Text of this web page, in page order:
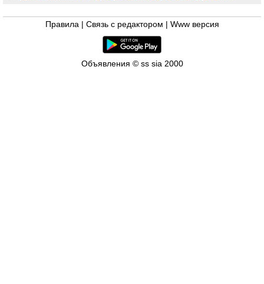
Правила Связь с редактором Www версия
Объявления © ss sia 2000